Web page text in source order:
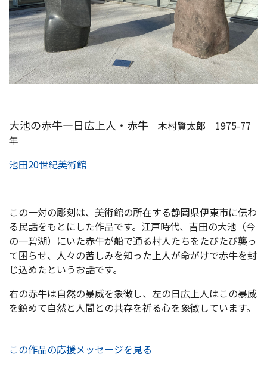
大池の赤牛―日広上人・赤牛 木村賢太郎 1975-77
年
池田20世紀美術館
この一対の彫刻は、美術館の所在する静岡県伊東市に伝わ
る民話をもとにした作品です。江戸時代、吉田の大池（今
の一碧湖）にいた赤牛が船で通る村人たちをたびたび襲っ
て困らせ、人々の苦しみを知った上人が命がけで赤牛を封
じ込めたというお話です。
右の赤牛は自然の暴威を象徴し、左の日広上人はこの暴威
を鎮めて自然と人間との共存を祈る心を象徴しています。
この作品の応援メッセージを見る